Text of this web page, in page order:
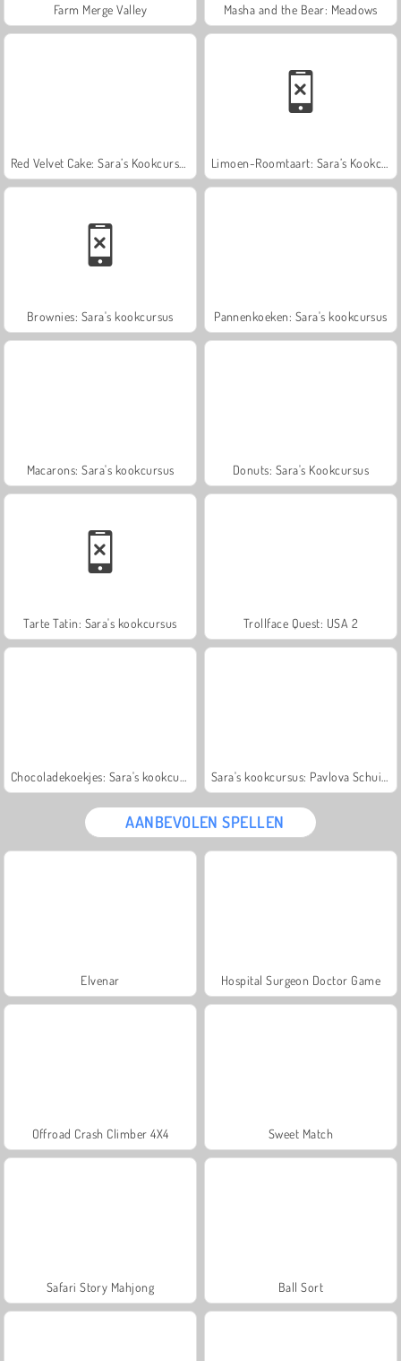
Farm Merge Valley Masha and the Bear: Meadows
Brownies: Sara's kookcursus Pannenkoeken: Sara's kookcursus
Macarons: Sara's kookcursus Donuts: Sara's Kookcursus
Tarte Tatin: Sara's kookcursus Trollface Quest: USA 2
AANBEVOLEN SPELLEN
Elvenar Hospital Surgeon Doctor Game
Offroad Crash Climber 4X4 Sweet Match
Safari Story Mahjong Ball Sort